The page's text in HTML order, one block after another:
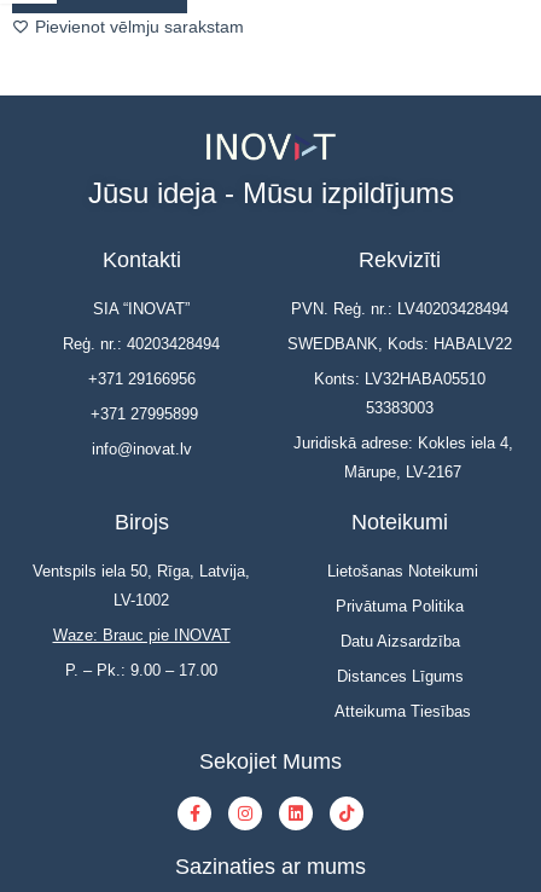
Pievienot vēlmju sarakstam
Jūsu ideja - Mūsu izpildījums
Kontakti
SIA “INOVAT”
Reģ. nr.: 40203428494
+371 29166956
+371 27995899
info@inovat.lv
Rekvizīti
PVN. Reģ. nr.: LV40203428494
SWEDBANK, Kods: HABALV22
Konts: LV32HABA05510
53383003
Juridiskā adrese: Kokles iela 4,
Mārupe, LV-2167
Birojs
Ventspils iela 50, Rīga, Latvija,
LV-1002
Waze: Brauc pie INOVAT
P. – Pk.: 9.00 – 17.00
Noteikumi
Lietošanas Noteikumi
Privātuma Politika
Datu Aizsardzība
Distances Līgums
Atteikuma Tiesības
Sekojiet Mums
Sazinaties ar mums